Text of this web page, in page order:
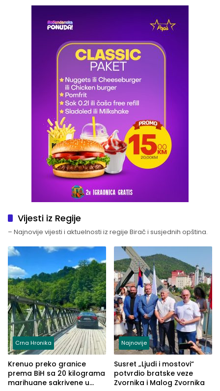
Vijesti iz Regije
– Najnovije vijesti i aktuelnosti iz regije Birač i susjednih opština.
Crna Hronika
Krenuo preko granice
prema BiH sa 20 kilograma
marihuane sakrivene u
Najnovije
Susret „Ljudi i mostovi“
potvrdio bratske veze
Zvornika i Malog Zvornika